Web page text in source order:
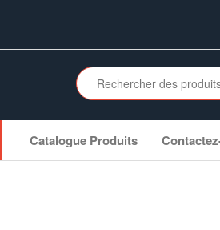
Catalogue Produits